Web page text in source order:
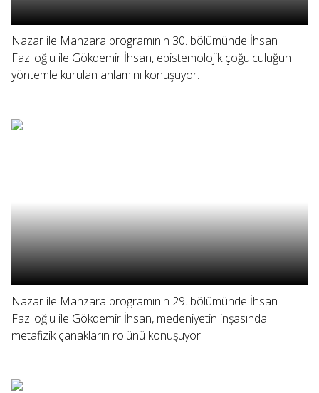
Nazar ile Manzara programının 30. bölümünde İhsan
Fazlıoğlu ile Gökdemir İhsan, epistemolojik çoğulculuğun
yöntemle kurulan anlamını konuşuyor.
Nazar ile Manzara programının 29. bölümünde İhsan
Fazlıoğlu ile Gökdemir İhsan, medeniyetin inşasında
metafizik çanakların rolünü konuşuyor.